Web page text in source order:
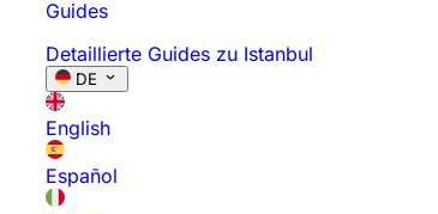
Guides
Detaillierte Guides zu Istanbul
DE
English
Español